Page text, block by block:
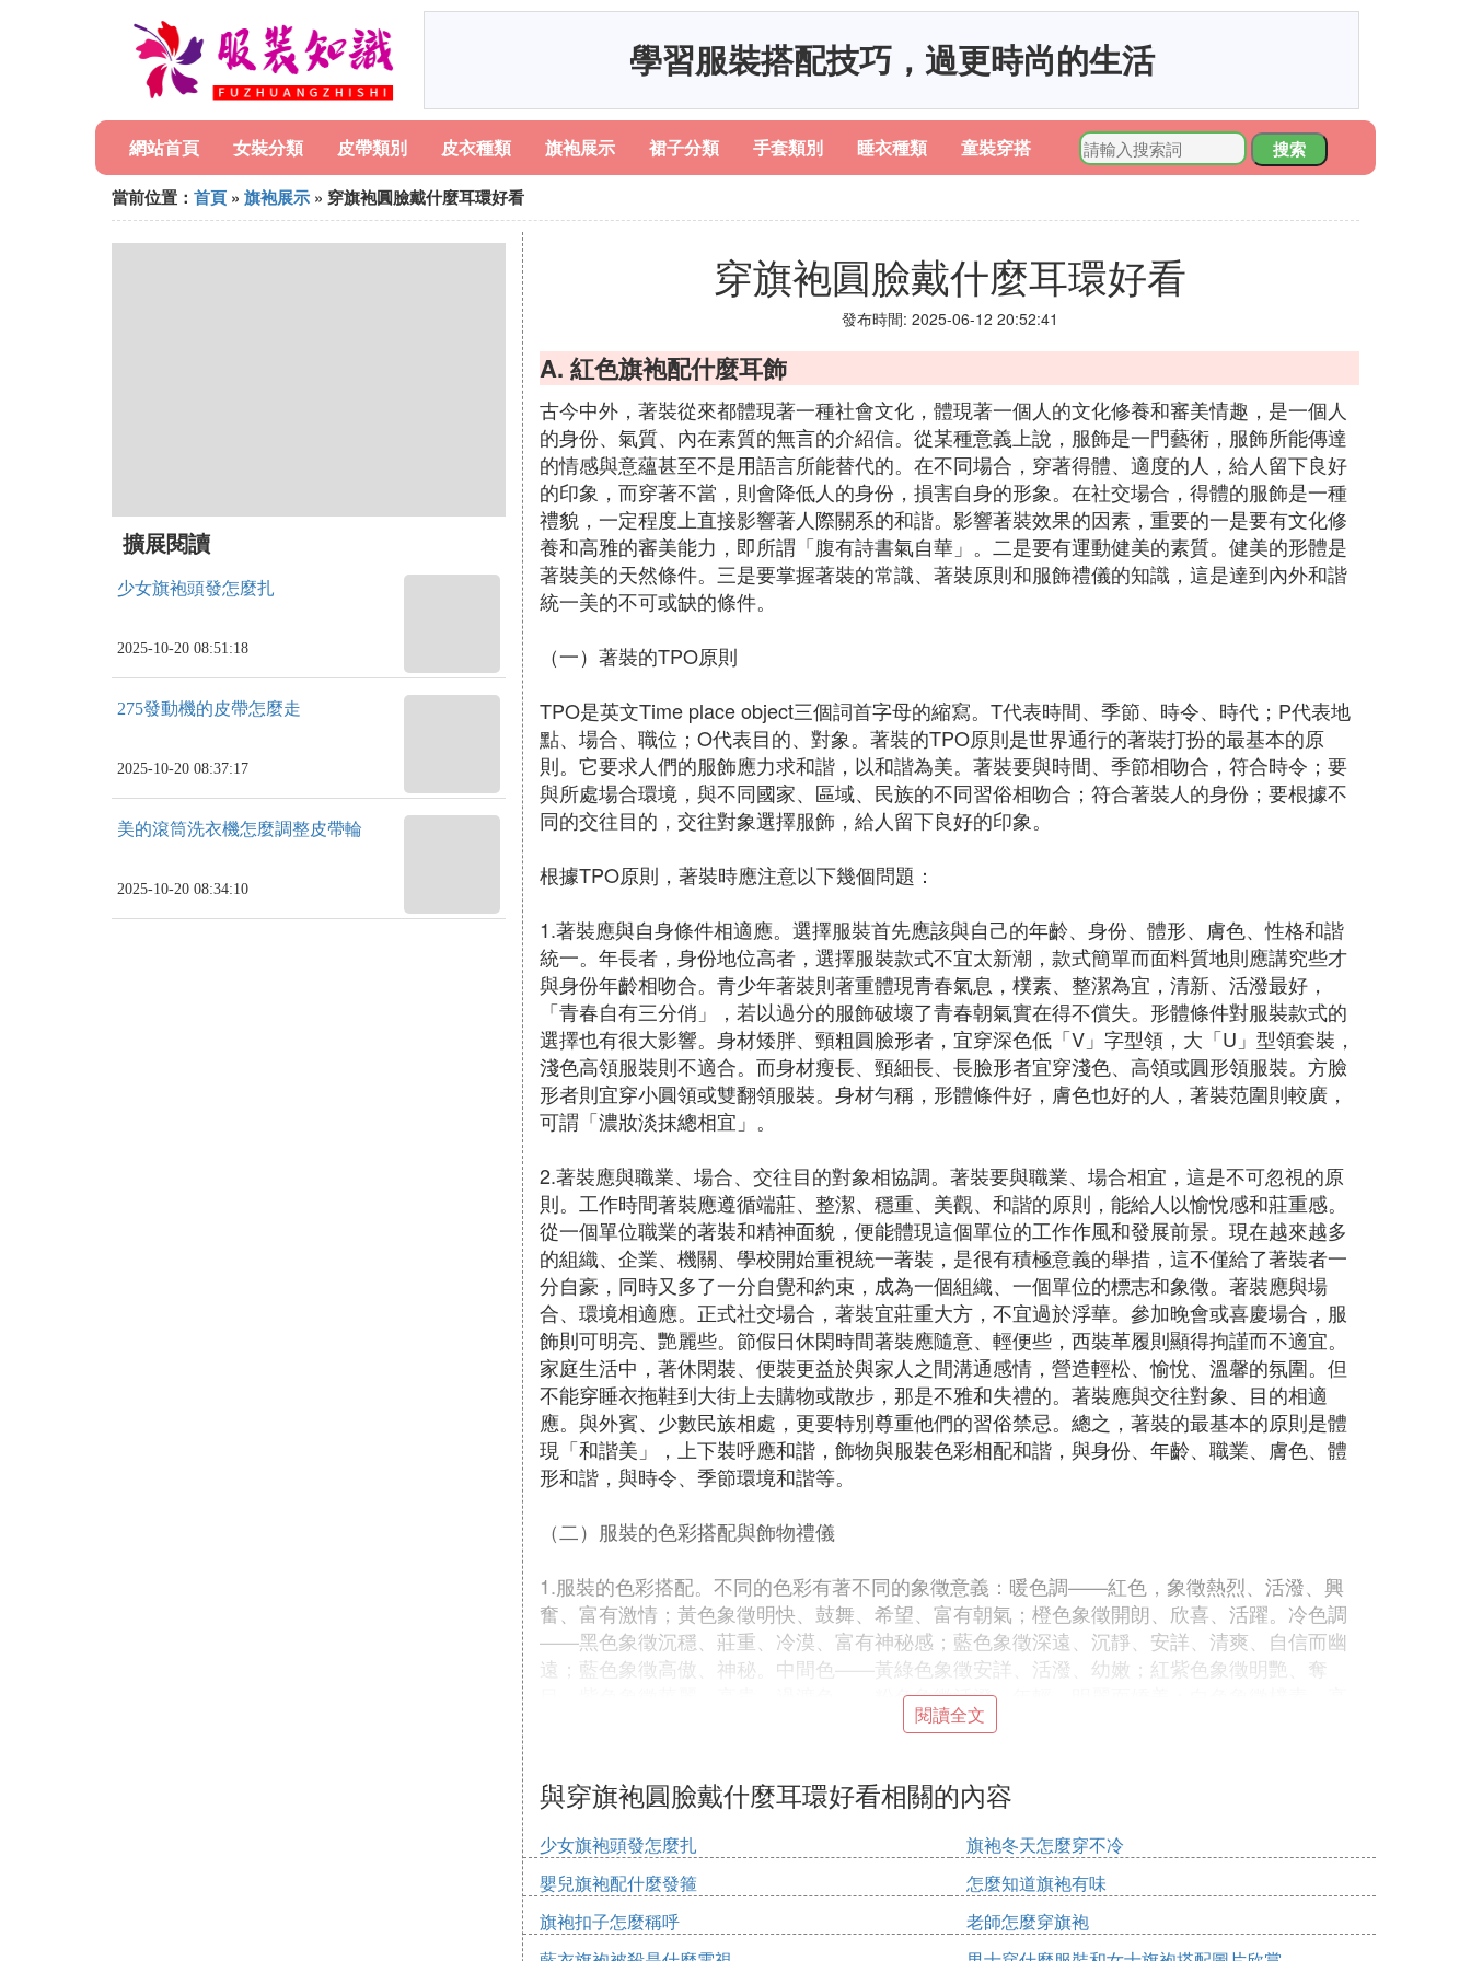
學習服裝搭配技巧，過更時尚的生活
網站首頁 女裝分類 皮帶類別 皮衣種類 旗袍展示 裙子分類 手套類別 睡衣種類 童裝穿搭
搜索
當前位置： 首頁 » 旗袍展示 » 穿旗袍圓臉戴什麼耳環好看
擴展閱讀
少女旗袍頭發怎麼扎
2025-10-20 08:51:18
275發動機的皮帶怎麼走
2025-10-20 08:37:17
美的滾筒洗衣機怎麼調整皮帶輪
2025-10-20 08:34:10
穿旗袍圓臉戴什麼耳環好看
發布時間: 2025-06-12 20:52:41
A. 紅色旗袍配什麼耳飾
古今中外，著裝從來都體現著一種社會文化，體現著一個人的文化修養和審美情趣，是一個人
的身份、氣質、內在素質的無言的介紹信。從某種意義上說，服飾是一門藝術，服飾所能傳達
的情感與意蘊甚至不是用語言所能替代的。在不同場合，穿著得體、適度的人，給人留下良好
的印象，而穿著不當，則會降低人的身份，損害自身的形象。在社交場合，得體的服飾是一種
禮貌，一定程度上直接影響著人際關系的和諧。影響著裝效果的因素，重要的一是要有文化修
養和高雅的審美能力，即所謂「腹有詩書氣自華」。二是要有運動健美的素質。健美的形體是
著裝美的天然條件。三是要掌握著裝的常識、著裝原則和服飾禮儀的知識，這是達到內外和諧
統一美的不可或缺的條件。
（一）著裝的TPO原則
TPO是英文Time place object三個詞首字母的縮寫。T代表時間、季節、時令、時代；P代表地
點、場合、職位；O代表目的、對象。著裝的TPO原則是世界通行的著裝打扮的最基本的原
則。它要求人們的服飾應力求和諧，以和諧為美。著裝要與時間、季節相吻合，符合時令；要
與所處場合環境，與不同國家、區域、民族的不同習俗相吻合；符合著裝人的身份；要根據不
同的交往目的，交往對象選擇服飾，給人留下良好的印象。
根據TPO原則，著裝時應注意以下幾個問題：
1.著裝應與自身條件相適應。選擇服裝首先應該與自己的年齡、身份、體形、膚色、性格和諧
統一。年長者，身份地位高者，選擇服裝款式不宜太新潮，款式簡單而面料質地則應講究些才
與身份年齡相吻合。青少年著裝則著重體現青春氣息，樸素、整潔為宜，清新、活潑最好，
「青春自有三分俏」，若以過分的服飾破壞了青春朝氣實在得不償失。形體條件對服裝款式的
選擇也有很大影響。身材矮胖、頸粗圓臉形者，宜穿深色低「V」字型領，大「U」型領套裝，
淺色高領服裝則不適合。而身材瘦長、頸細長、長臉形者宜穿淺色、高領或圓形領服裝。方臉
形者則宜穿小圓領或雙翻領服裝。身材勻稱，形體條件好，膚色也好的人，著裝范圍則較廣，
可謂「濃妝淡抹總相宜」。
2.著裝應與職業、場合、交往目的對象相協調。著裝要與職業、場合相宜，這是不可忽視的原
則。工作時間著裝應遵循端莊、整潔、穩重、美觀、和諧的原則，能給人以愉悅感和莊重感。
從一個單位職業的著裝和精神面貌，便能體現這個單位的工作作風和發展前景。現在越來越多
的組織、企業、機關、學校開始重視統一著裝，是很有積極意義的舉措，這不僅給了著裝者一
分自豪，同時又多了一分自覺和約束，成為一個組織、一個單位的標志和象徵。著裝應與場
合、環境相適應。正式社交場合，著裝宜莊重大方，不宜過於浮華。參加晚會或喜慶場合，服
飾則可明亮、艷麗些。節假日休閑時間著裝應隨意、輕便些，西裝革履則顯得拘謹而不適宜。
家庭生活中，著休閑裝、便裝更益於與家人之間溝通感情，營造輕松、愉悅、溫馨的氛圍。但
不能穿睡衣拖鞋到大街上去購物或散步，那是不雅和失禮的。著裝應與交往對象、目的相適
應。與外賓、少數民族相處，更要特別尊重他們的習俗禁忌。總之，著裝的最基本的原則是體
現「和諧美」，上下裝呼應和諧，飾物與服裝色彩相配和諧，與身份、年齡、職業、膚色、體
形和諧，與時令、季節環境和諧等。
（二）服裝的色彩搭配與飾物禮儀
1.服裝的色彩搭配。不同的色彩有著不同的象徵意義：暖色調——紅色，象徵熱烈、活潑、興
奮、富有激情；黃色象徵明快、鼓舞、希望、富有朝氣；橙色象徵開朗、欣喜、活躍。冷色調
——黑色象徵沉穩、莊重、冷漠、富有神秘感；藍色象徵深遠、沉靜、安詳、清爽、自信而幽
遠；藍色象徵高傲、神秘。中間色——黃綠色象徵安詳、活潑、幼嫩；紅紫色象徵明艷、奪
目。紫色象徵華麗、高貴。過渡色——粉色象徵活潑、年輕、明麗而嬌美；白色象徵樸素、高
雅、明亮、純潔；淡綠色象徵生命、鮮嫩、愉快和青春等等。服裝的色彩是著裝成功的重要因
種顏色為主色調，顏色太多則顯得亂而無序，不協調。灰、黑、白三種顏色在服裝配色中佔有
重要位置，幾乎可以和任何顏色相配並且都很合適。
著裝配色和諧的幾種比較保險的辦法，一是上下裝同色——即套裝，以飾物點綴。二是同色系
配色。利用同色系中深淺、明暗度不同的顏色搭配，整體效果比較協調。利用對比色搭配(明亮
度對比或相互排斥的顏色對比)，運用得當，會有相映生輝、令人耳目一新的亮麗效果。年輕人
著上深下淺的服裝，顯得活潑、飄逸、富有青春氣息。中老年人採用上淺下深的搭配，給人以
閱讀全文
與穿旗袍圓臉戴什麼耳環好看相關的內容
少女旗袍頭發怎麼扎
旗袍冬天怎麼穿不冷
嬰兒旗袍配什麼發箍
怎麼知道旗袍有味
旗袍扣子怎麼稱呼
老師怎麼穿旗袍